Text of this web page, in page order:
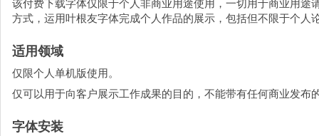
该付费下载字体仅限于个人非商业用途使用，一切用于商业用
方式，运用叶根友字体完成个人作品的展示，包括但不限于个人
适用领域
仅限个人单机版使用。
仅可以用于向客户展示工作成果的目的，不能带有任何商业发布
字体安装